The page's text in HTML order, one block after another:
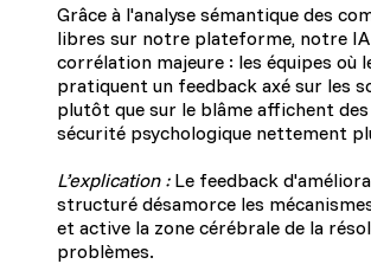
Grâce à l'analyse sémantique des
libres sur notre plateforme, notre
corrélation majeure : les équipes où
pratiquent un feedback axé sur les
plutôt que sur le blâme affichent
sécurité psychologique nettement
L’explication :Le feedback
structuré désamorce les
et active la zone cérébrale de la
problèmes.